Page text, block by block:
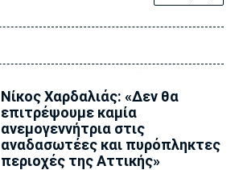
Νίκος Χαρδαλιάς: «Δεν θα
επιτρέψουμε καμία
ανεμογεννήτρια στις
αναδασωτέες και πυρόπληκτες
περιοχές της Αττικής»